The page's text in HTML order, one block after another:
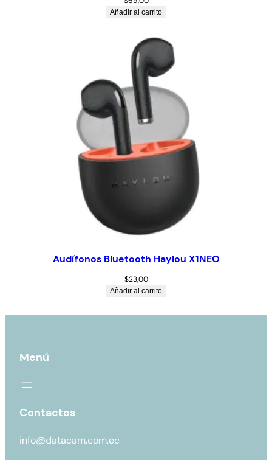
Añadir al carrito
Audífonos Bluetooth Haylou X1NEO
$23,00
Añadir al carrito
Menú
Contactos
info@datacam.com.ec